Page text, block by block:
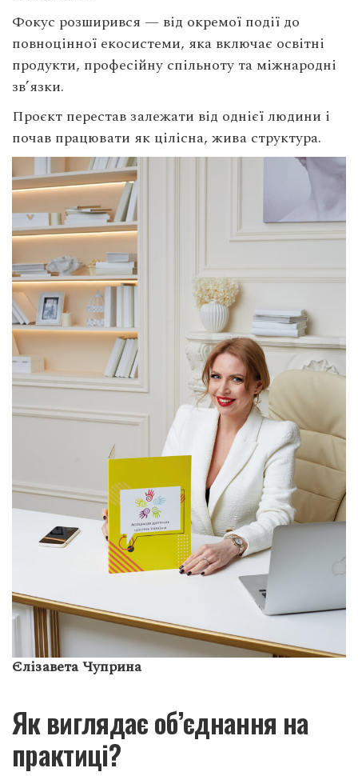
Фокус розширився — від окремої події до
повноцінної екосистеми, яка включає освітні
продукти, професійну спільноту та міжнародні
зв’язки.
Проєкт перестав залежати від однієї людини і
почав працювати як цілісна, жива структура.
Єлізавета Чуприна
Як виглядає об’єднання на
практиці?